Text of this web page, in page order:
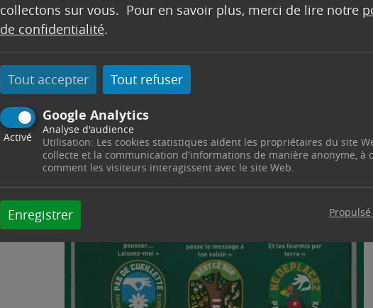
collectons sur vous. Pour en savoir plus, merci de lire notre
de confidentialité.
Tout accepter Tout refuser
Google Analytics
Activé
Analyse d'audience
Utilisation: Les cookies statistiques aident les propriétaires du site
collecte et la communication d'informations de manière anonyme, à
comment les visiteurs interagissent avec le site Web.
Enregistrer